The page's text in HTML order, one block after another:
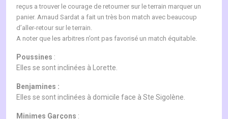
reçus a trouver le courage de retourner sur le terrain marquer un
panier. Arnaud Sardat a fait un très bon match avec beaucoup
d’aller-retour sur le terrain.
A noter que les arbitres n’ont pas favorisé un match équitable.
Poussines :
Elles se sont inclinées à Lorette.
Benjamines :
Elles se sont inclinées à domicile face à Ste Sigolène.
Minimes Garçons :